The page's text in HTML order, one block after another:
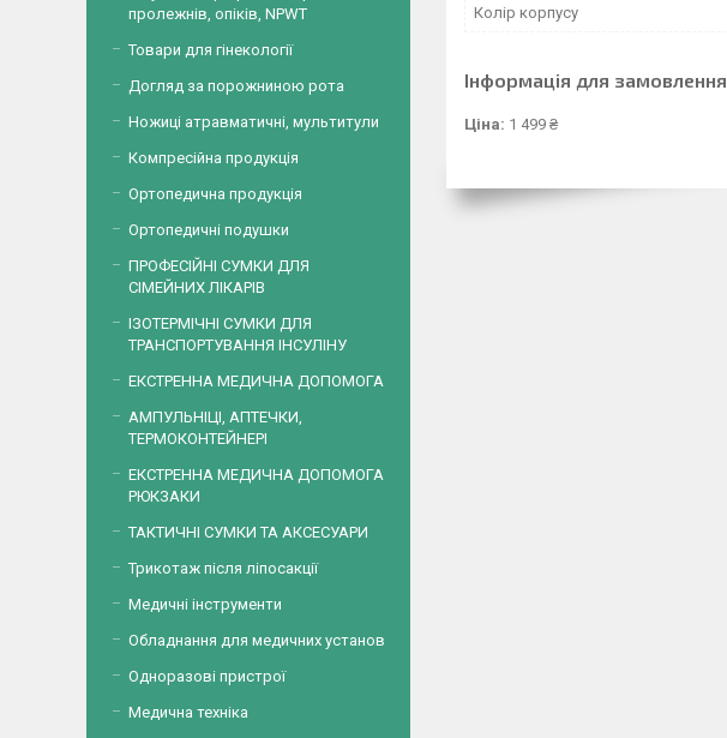
Колір корпусу
Інформація для замовлення
Ціна: 1 499 ₴
пролежнів, опіків, NPWT
Товари для гінекології
Догляд за порожниною рота
Ножиці атравматичні, мультитули
Компресійна продукція
Ортопедична продукція
Ортопедичні подушки
ПРОФЕСІЙНІ СУМКИ ДЛЯ
СІМЕЙНИХ ЛІКАРІВ
ІЗОТЕРМІЧНІ СУМКИ ДЛЯ
ТРАНСПОРТУВАННЯ ІНСУЛІНУ
ЕКСТРЕННА МЕДИЧНА ДОПОМОГА
АМПУЛЬНІЦІ, АПТЕЧКИ,
ТЕРМОКОНТЕЙНЕРІ
ЕКСТРЕННА МЕДИЧНА ДОПОМОГА
РЮКЗАКИ
ТАКТИЧНІ СУМКИ ТА АКСЕСУАРИ
Трикотаж після ліпосакції
Медичні інструменти
Обладнання для медичних установ
Одноразові пристрої
Медична техніка